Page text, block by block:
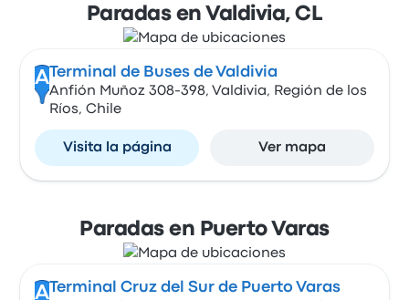
Paradas en Valdivia, CL
A Terminal de Buses de Valdivia
Anfión Muñoz 308-398, Valdivia, Región de los
Ríos, Chile
Visita la página Ver mapa
Paradas en Puerto Varas
A Terminal Cruz del Sur de Puerto Varas